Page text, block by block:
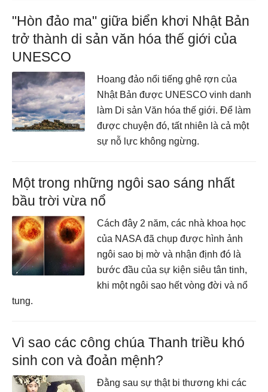
"Hòn đảo ma" giữa biển khơi Nhật Bản
trở thành di sản văn hóa thế giới của
UNESCO
Hoang đảo nổi tiếng ghê rợn của
Nhật Bản được UNESCO vinh danh
làm Di sản Văn hóa thế giới. Để làm
được chuyện đó, tất nhiên là cả một
sự nỗ lực không ngừng.
Một trong những ngôi sao sáng nhất
bầu trời vừa nổ
Cách đây 2 năm, các nhà khoa học
của NASA đã chụp được hình ảnh
ngôi sao bị mờ và nhận định đó là
bước đầu của sự kiện siêu tân tinh,
khi một ngôi sao hết vòng đời và nổ
tung.
Vì sao các công chúa Thanh triều khó
sinh con và đoản mệnh?
Đằng sau sự thật bi thương khi các